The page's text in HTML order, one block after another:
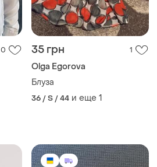
0
35 грн 1
Olga Egorova
Блуза
36 / S / 44 и еще 1